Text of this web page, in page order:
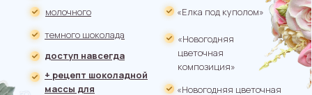
молочного
темного шоколада
доступ навсегда
+ рецепт шоколадной
массы для
«Елка под куполом»
«Новогодняя
цветочная
композиция»
«Новогодняя цветочная